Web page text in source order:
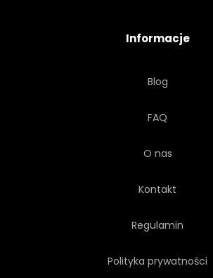
Informacje
Blog
FAQ
O nas
Kontakt
Regulamin
Polityka prywatności